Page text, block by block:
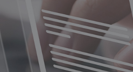
보유장비